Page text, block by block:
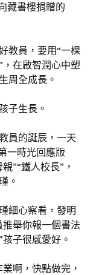
藏書樓捐贈的
教員，要用“一棵
在啟智潤心中塑
周全成長。
子生長。
員的誕辰，一天
一時光回應版
”“鐵人校長”，
。
細心察看，發明
舉你報一個書法
子很感愛好。
啊，快點做完，